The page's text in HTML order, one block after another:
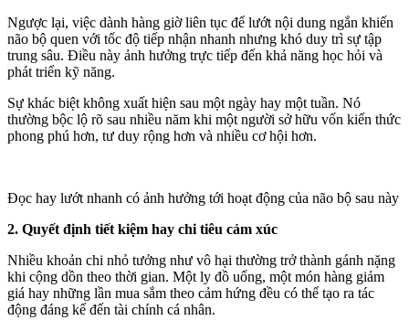
Ngược lại, việc dành hàng giờ liên tục để lướt nội dung ngắn khiến
não bộ quen với tốc độ tiếp nhận nhanh nhưng khó duy trì sự tập
trung sâu. Điều này ảnh hưởng trực tiếp đến khả năng học hỏi và
phát triển kỹ năng.
Sự khác biệt không xuất hiện sau một ngày hay một tuần. Nó
thường bộc lộ rõ sau nhiều năm khi một người sở hữu vốn kiến thức
phong phú hơn, tư duy rộng hơn và nhiều cơ hội hơn.
Đọc hay lướt nhanh có ảnh hưởng tới hoạt động của não bộ sau này
2. Quyết định tiết kiệm hay chi tiêu cảm xúc
Nhiều khoản chi nhỏ tưởng như vô hại thường trở thành gánh nặng
khi cộng dồn theo thời gian. Một ly đồ uống, một món hàng giảm
giá hay những lần mua sắm theo cảm hứng đều có thể tạo ra tác
động đáng kể đến tài chính cá nhân.